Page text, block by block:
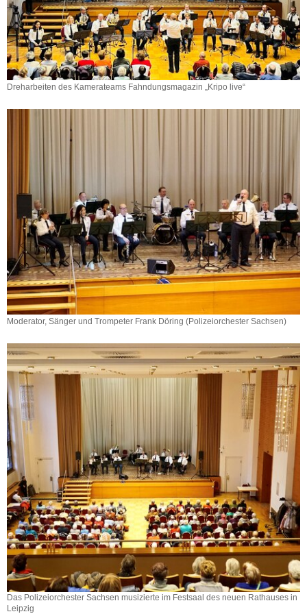
Dreharbeiten des Kamerateams Fahndungsmagazin „Kripo live“
des
Fahndungsmagazin
Moderator, Sänger und Trompeter Frank Döring (Polizeiorchester Sachsen)
Sänger
und
Trompeter
Frank
Döring
(Polizeiorchester
Sachsen)
Das Polizeiorchester Sachsen musizierte im Festsaal des neuen Rathauses in
Leipzig